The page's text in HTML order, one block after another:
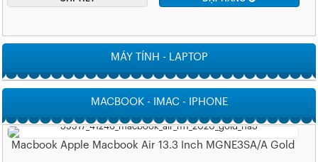
MÁY TÍNH - LAPTOP
MACBOOK - IMAC - IPHONE
Macbook Apple Macbook Air 13.3 Inch MGNE3SA/A Gold